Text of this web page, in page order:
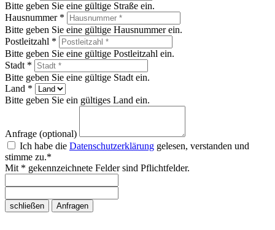
Bitte geben Sie eine gültige Straße ein.
Hausnummer *
Bitte geben Sie eine gültige Hausnummer ein.
Postleitzahl *
Bitte geben Sie eine gültige Postleitzahl ein.
Stadt *
Bitte geben Sie eine gültige Stadt ein.
Land *
Bitte geben Sie ein gültiges Land ein.
Anfrage (optional)
Ich habe die Datenschutzerklärung gelesen, verstanden und
stimme zu.*
Mit * gekennzeichnete Felder sind Pflichtfelder.
schließen Anfragen